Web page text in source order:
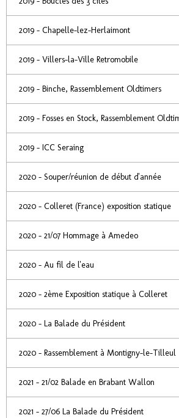
2019 - Chapelle-lez-Herlaimont
2019 - Villers-la-Ville Retromobile
2019 - Binche, Rassemblement Oldtimers
2019 - Fosses en Stock, Rassemblement
2019 - ICC Seraing
2020 - Souper/réunion de début d'année
2020 - Colleret (France) exposition statique
2020 - 21/07 Hommage à Amedeo
2020 - Au fil de l'eau
2020 - 2ème Exposition statique à Colleret
2020 - La Balade du Président
2020 - Rassemblement à Montigny-le-Tilleul
2021 - 21/02 Balade en Brabant Wallon
2021 - 27/06 La Balade du Président